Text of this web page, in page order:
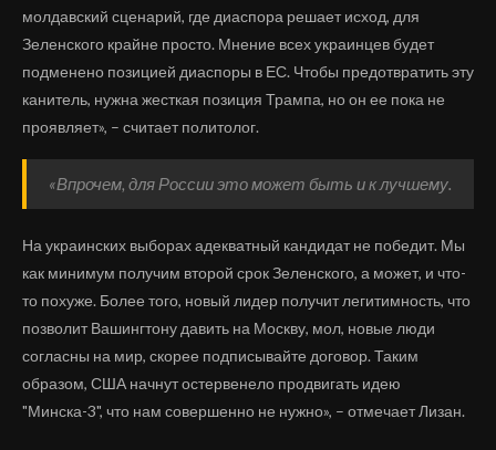
молдавский сценарий, где диаспора решает исход, для
Зеленского крайне просто. Мнение всех украинцев будет
подменено позицией диаспоры в ЕС. Чтобы предотвратить эту
канитель, нужна жесткая позиция Трампа, но он ее пока не
проявляет», – считает политолог.
«Впрочем, для России это может быть и к лучшему.
На украинских выборах адекватный кандидат не победит. Мы
как минимум получим второй срок Зеленского, а может, и что-
то похуже. Более того, новый лидер получит легитимность, что
позволит Вашингтону давить на Москву, мол, новые люди
согласны на мир, скорее подписывайте договор. Таким
образом, США начнут остервенело продвигать идею
"Минска-3", что нам совершенно не нужно», – отмечает Лизан.